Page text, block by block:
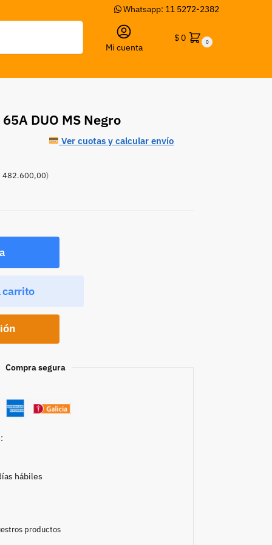
Whatsapp: 11 5272-2382
Mi cuenta
$0 0
DUO MS Negro
482.600,00)
Ver cuotas y calcular envío
carrito
Compra segura
hábiles
productos